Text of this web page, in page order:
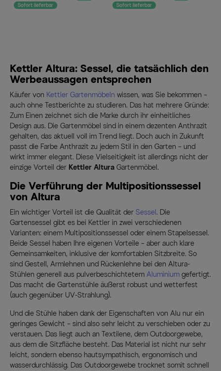
Sofort lieferbar
Sofort lieferbar
Kettler Altura: Sessel, die tatsächlich den
Werbeaussagen entsprechen
Käufer von Kettler Gartenmöbeln wissen, was Sie bekommen –
auch ohne Testberichte zu studieren. Das hat mehrere Gründe:
Zum Einen zeichnet sich die Marke durch ihr einheitliches
Design aus. Die Gartenmöbel sind in einem dezenten Anthrazit
gehalten, das aktuell voll im Trend liegt. Doch auch in Zukunft
passt die Farbe Anthrazit zu jedem Stil in den Garten – und
wirkt immer elegant. Diese Vielseitigkeit ist allerdings nicht der
einzige Vorteil der Kettler Altura Gartenmöbel.
Die Verführung der Multipositionssessel
von Altura
Ein wichtiger Vorteil ist die Qualität der Sessel . Die
Gartensessel gibt es bei Kettler in zwei verschiedenen
Varianten: einem Multipositionssessel oder einem Stapelsessel.
Beide Sessel haben Ihre eigenen Vorteile – aber auch klare
Gemeinsamkeiten, inklusive der komfortablen Sitzbreite. So
sind Gestell, Armlehnen und Rückenlehne bei den Altura-
Stühlen generell aus pulverbeschichtetem Aluminium gefertigt.
Das macht die Gartenstühle äußerst robust und wetterfest
(auch gegenüber UV-Strahlung).
Und die Stühle haben dank der Eigenschaften von Alu nur ein
geringes Gewicht – sind also sehr leicht zu verschieben oder zu
verstauen. Das liegt auch an Textilene, dem Outdoorgewebe,
aus dem die Sitzfläche besteht. Das Material ist nicht nur sehr
leicht, sondern ebenso hautsympathisch, ergonomisch und
wasserdurchlässig. Das Outdoorgewebe trocknet somit schnell